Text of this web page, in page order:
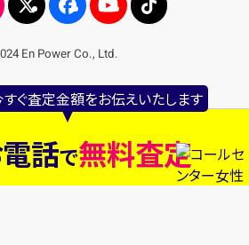
ぐ査定金額をお伝えいたします
話で無料査定
En Power Co., Ltd.